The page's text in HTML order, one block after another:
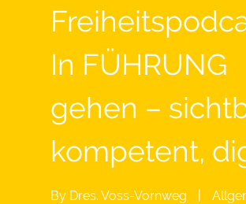
In FÜHRUNG
gehen –
kompetent,
By Dres. Voss-Vornweg